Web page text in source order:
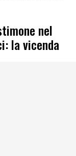
nel
la vicenda